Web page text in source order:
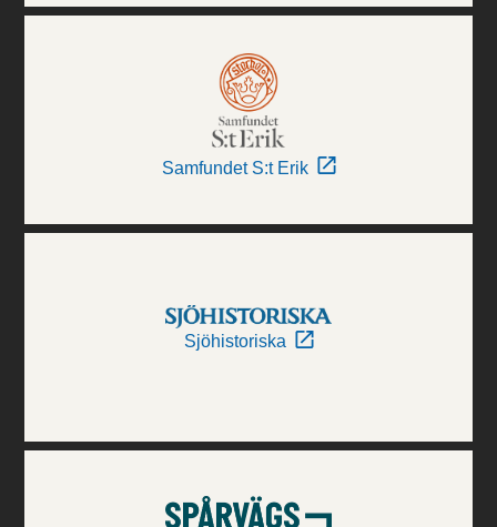
Samfundet S:t Erik
Sjöhistoriska